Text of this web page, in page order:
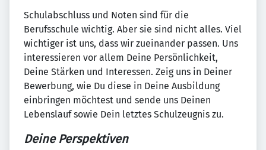
Schulabschluss und Noten sind für die
Berufsschule wichtig. Aber sie sind nicht alles. Viel
wichtiger ist uns, dass wir zueinander passen. Uns
interessieren vor allem Deine Persönlichkeit,
Deine Stärken und Interessen. Zeig uns in Deiner
Bewerbung, wie Du diese in Deine Ausbildung
einbringen möchtest und sende uns Deinen
Lebenslauf sowie Dein letztes Schulzeugnis zu.
Deine Perspektiven